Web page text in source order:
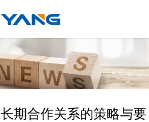
期合作关系的策略与要